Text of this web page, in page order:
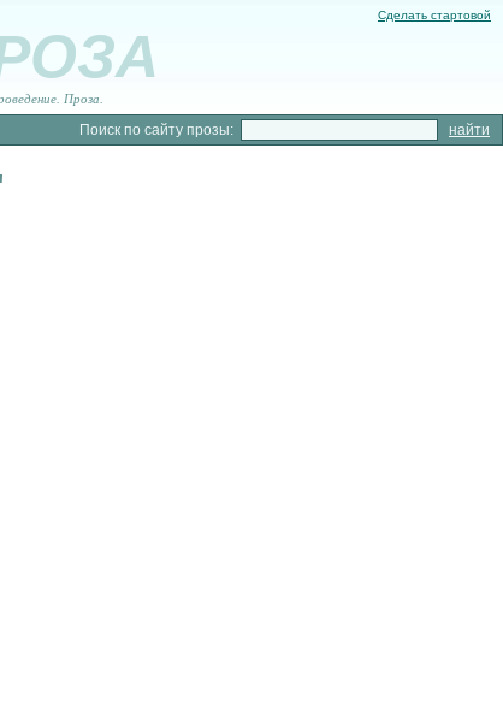
Сделать стартовой
Проза.
Поиск по сайту прозы: